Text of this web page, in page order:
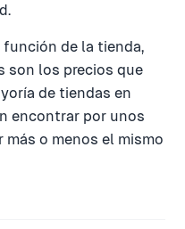
función de la tienda,
son los precios que
de tiendas en
encontrar por unos
más o menos el mismo